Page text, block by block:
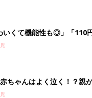
いくて機能性も◎」「110
ちゃんはよく泣く！？親
門家】